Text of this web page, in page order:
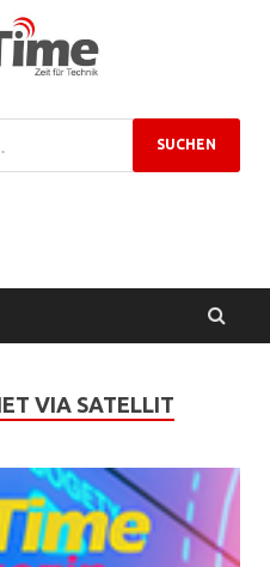
VIA SATELLIT